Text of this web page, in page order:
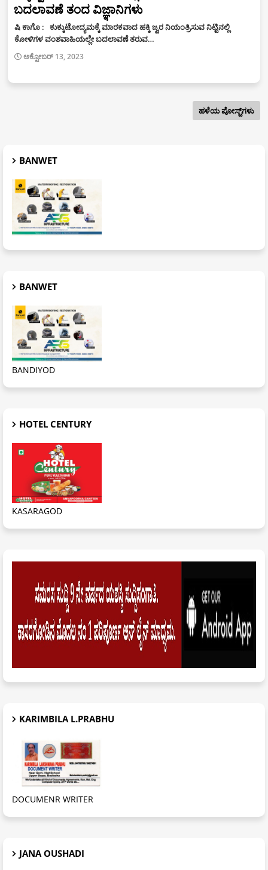
ಬದಲಾವಣೆ ತಂದ ವಿಜ್ಞಾನಿಗಳು
ಷಿ ಕಾಗೊ : ಕುಕ್ಕುಟೋದ್ಯಮಕ್ಕೆ ಮಾರಕವಾದ ಹಕ್ಕಿ ಜ್ವರ ನಿಯಂತ್ರಿಸುವ ನಿಟ್ಟಿನಲ್ಲಿ
ಕೋಳಿಗಳ ವಂಶವಾಹಿಯಲ್ಲೇ ಬದಲಾವಣೆ ತರುವ…
ಅಕ್ಟೋಬರ್ 13, 2023
ಹಳೆಯ ಪೋಸ್ಟ್‌ಗಳು
BANWET
BANWET
BANDIYOD
HOTEL CENTURY
KASARAGOD
KARIMBILA L.PRABHU
DOCUMENR WRITER
JANA OUSHADI